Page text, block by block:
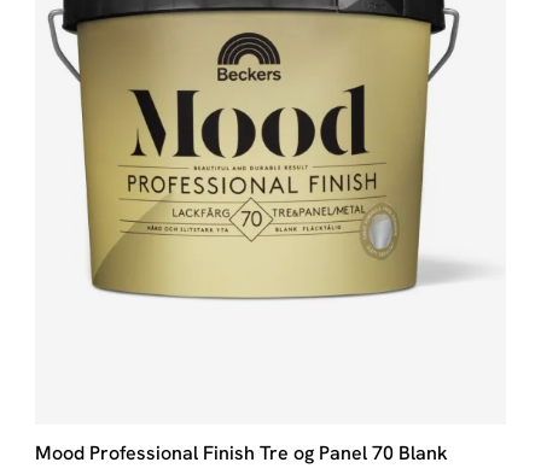
Mood Professional Finish Tre og Panel 70 Blank